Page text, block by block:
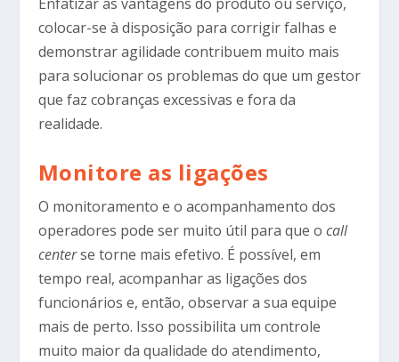
colocar-se à disposição para corrigir falhas e
demonstrar agilidade contribuem muito mais
para solucionar os problemas do que um gestor
que faz cobranças excessivas e fora da
realidade.
Monitore as ligações
O monitoramento e o acompanhamento dos
operadores pode ser muito útil para que o call
centerse torne mais efetivo. É possível, em
tempo real, acompanhar as ligações dos
funcionários e, então, observar a sua equipe
mais de perto. Isso possibilita um controle
muito maior da qualidade do atendimento,